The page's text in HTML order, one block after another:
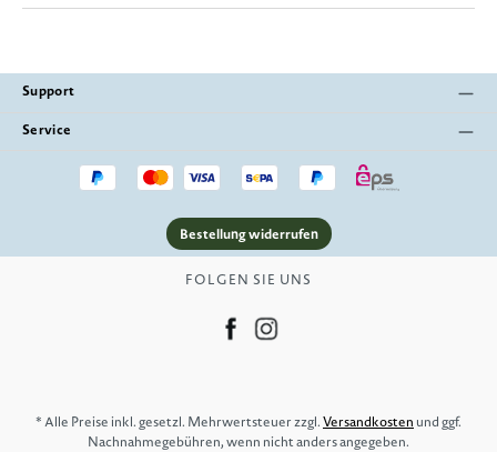
Support
Service
Bestellung widerrufen
FOLGEN SIE UNS
* Alle Preise inkl. gesetzl. Mehrwertsteuer zzgl.Versandkosten und ggf.
Nachnahmegebühren, wenn nicht anders angegeben.